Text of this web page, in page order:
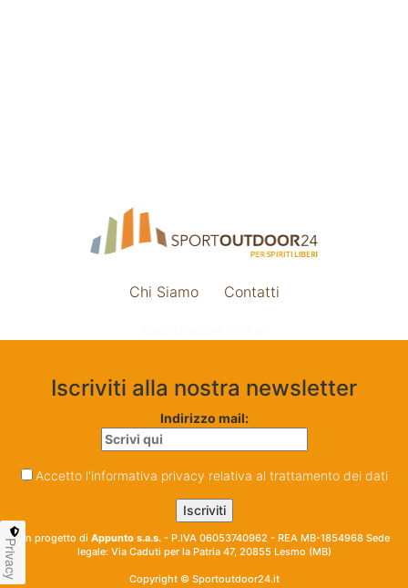
Chi Siamo Contatti
Iscriviti alla nostra newsletter
Indirizzo mail:
Accetto l'informativa privacy relativa al trattamento dei dati
Un progetto di Appunto s.a.s. - P.IVA 06053740962 - REA MB-1854968 Sede
legale: Via Caduti per la Patria 47, 20855 Lesmo (MB)
Copyright © Sportoutdoor24.it
Privacy